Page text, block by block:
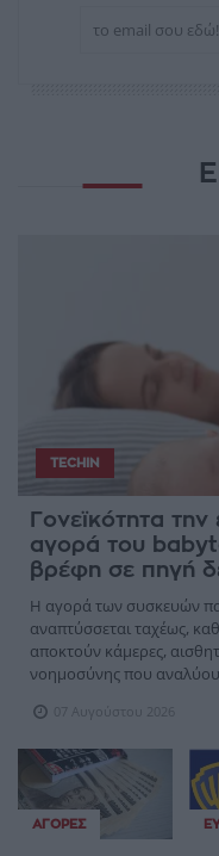
TECHIN
Γονεϊκότητα
αγορά του
βρέφη σε πηγή
Η αγορά των συσκευών
αναπτύσσεται ταχέως,
αποκτούν κάμερες,
νοημοσύνης που
07 Αυγούστου 2026
ΑΓΟΡΈΣ